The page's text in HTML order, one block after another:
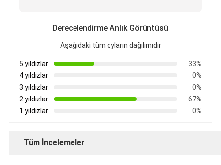
Derecelendirme Anlık Görüntüsü
Aşağıdaki tüm oyların dağılımıdır
5 yıldızlar
33%
4 yıldızlar
0%
3 yıldızlar
0%
2 yıldızlar
67%
1 yıldızlar
0%
Tüm İncelemeler